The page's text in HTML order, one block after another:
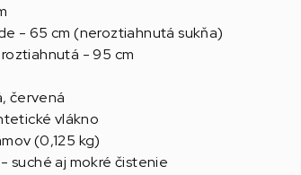
- 65 cm (neroztiahnutá sukňa)
- 95 cm
červená
vlákno
(0,125 kg)
suché aj mokré čistenie